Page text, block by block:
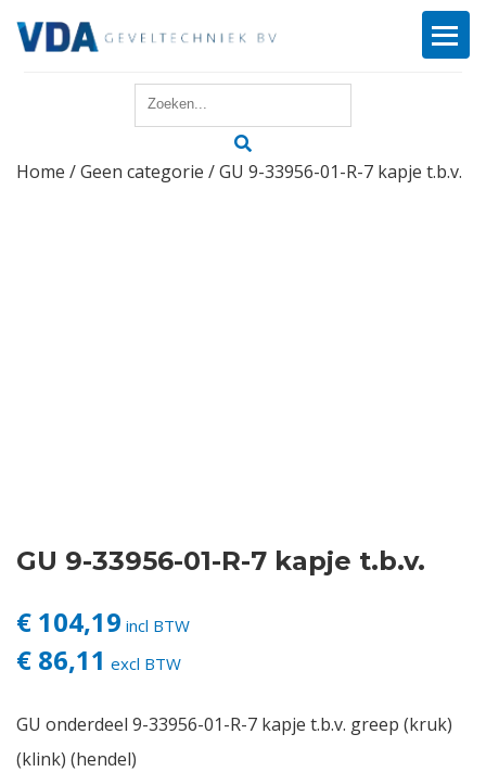
Reparatie
Vacatures
Home /Geen categorie / GU 9-33956-01-R-7 kapje t.b.v.
GU 9-33956-01-R-7 kapje t.b.v.
€ 104,19 incl BTW
€ 86,11 excl BTW
GU onderdeel 9-33956-01-R-7 kapje t.b.v. greep (kruk)
(klink) (hendel)